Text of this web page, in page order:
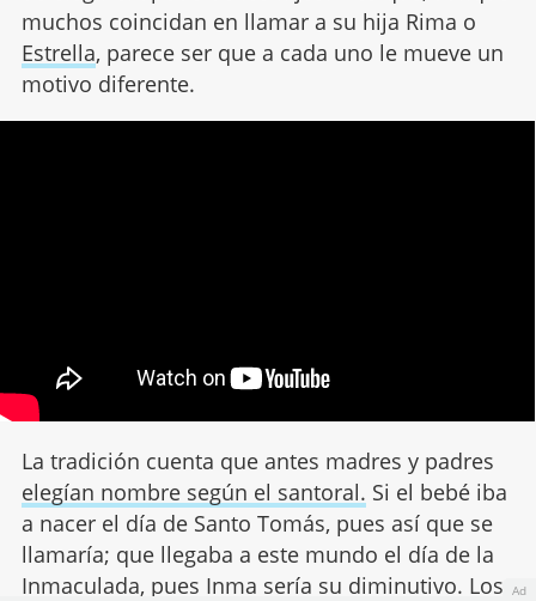
muchos coincidan en llamar a su hija Rima o
Estrella, parece ser que a cada uno le mueve un
motivo diferente.
La tradición cuenta que antes madres y padres
elegían nombre según el santoral. Si el bebé iba
a nacer el día de Santo Tomás, pues así que se
llamaría; que llegaba a este mundo el día de la
Inmaculada, pues Inma sería su diminutivo. Los Ad